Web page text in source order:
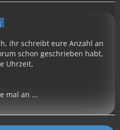
ihr schreibt eure Anzahl an
schon geschrieben habt,
Uhrzeit,
mal an ...